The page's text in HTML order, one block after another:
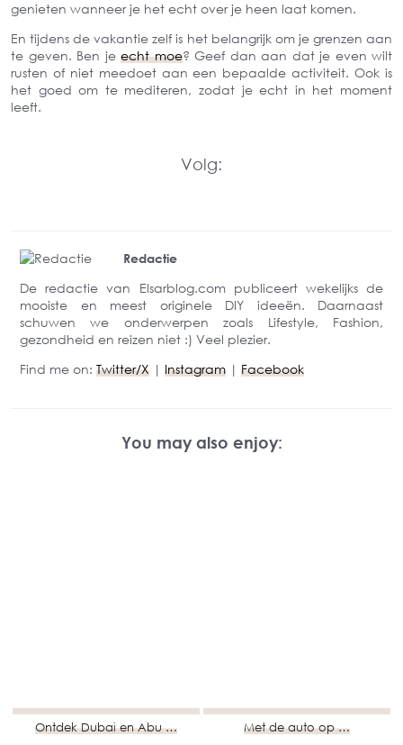
genieten wanneer je het echt over je heen laat komen.
En tijdens de vakantie zelf is het belangrijk om je grenzen aan
te geven. Ben je echt moe? Geef dan aan dat je even wilt
rusten of niet meedoet aan een bepaalde activiteit. Ook is
het goed om te mediteren, zodat je echt in het moment
leeft.
Volg:
Redactie
De redactie van Elsarblog.com publiceert wekelijks de
mooiste en meest originele DIY ideeën. Daarnaast
schuwen we onderwerpen zoals Lifestyle, Fashion,
gezondheid en reizen niet :) Veel plezier.
Find me on: Twitter/X | Instagram | Facebook
You may also enjoy:
Ontdek Dubai en Abu … Met de auto op …